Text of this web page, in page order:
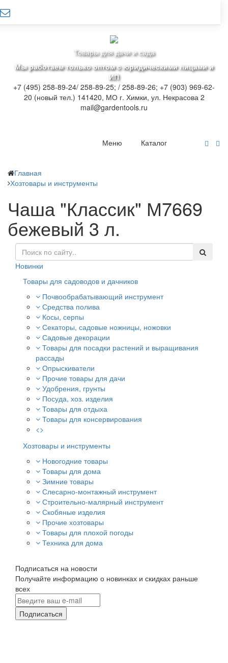
Товары для дачи и сада
Мы работаем только оптом с юридическими лицами и
ИП
+7 (495) 258-89-24/ 258-89-25; / 258-89-26; +7 (903) 969-62-
20 (новый тел.) 141420, МО г. Химки, ул. Некрасова 2
mail@gardentools.ru
Каталог
Меню
Главная
Хозтовары и инструменты
Чаша "Классик" М7669
бежевый 3 л.
Новинки
Товары для садоводов и дачников
Почвообрабатывающий инструмент
Средства полива
Косы, серпы
Секаторы, садовые ножницы, ножовки
Садовые декорации
Товары для посадки растений и выращивания
рассады
Опрыскиватели
Прочие товары для дачи
Удобрения, грунты
Посуда, хоз. изделия
Товары для отдыха
Товары для консервирования
<>
Хозтовары и инструменты
Новогодние товары
Товары для дома
Зимние товары
Слесарно-монтажный инструмент
Строительно-малярный инструмент
Скобяные изделия
Прочие хозтовары
Товары для плохой погоды
Техника для дома
Подписаться на новости
Получайте информацию о новинках и скидках раньше
всех
Подписаться